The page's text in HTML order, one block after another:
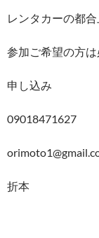
レンタカーの都
参加ご希望の方は
申し込み
09018471627
折本